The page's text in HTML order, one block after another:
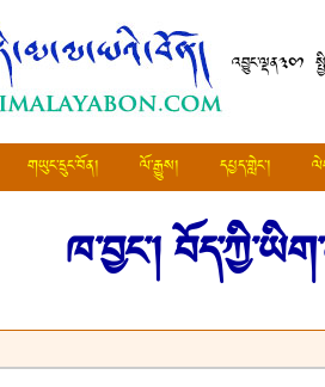
འབྱུང་ལྡན༣༠༡
གཡུང་དྲུང་བོན། ལོ་རྒྱུས། དཔྱད་གླེང་།
ཁ་བྱང་།